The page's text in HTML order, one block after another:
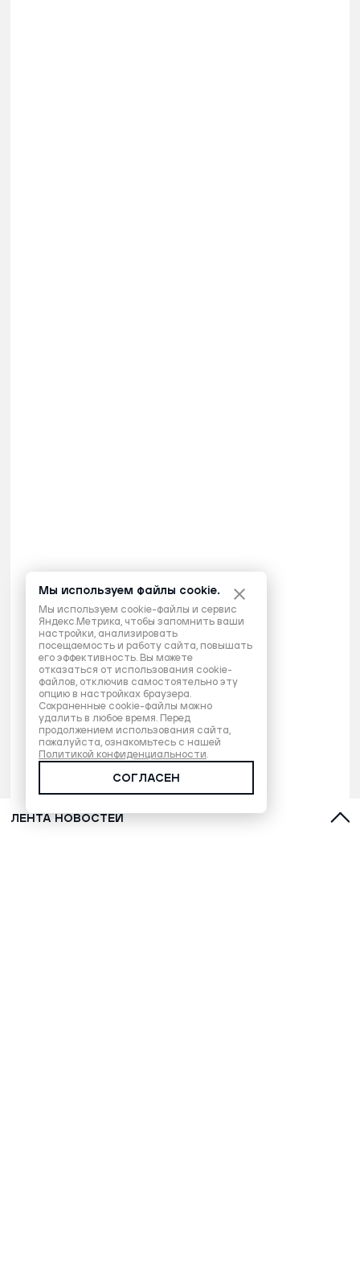
ЛЕНТА НОВОСТЕЙ
Мы используем файлы cookie.
Мы используем cookie-файлы и сервис
Яндекс.Метрика, чтобы запомнить ваши
настройки, анализировать
посещаемость и работу сайта, повышать
его эффективность. Вы можете
отказаться от использования cookie-
файлов, отключив самостоятельно эту
опцию в настройках браузера.
Сохраненные cookie-файлы можно
удалить в любое время. Перед
продолжением использования сайта,
пожалуйста, ознакомьтесь с нашей
Политикой конфиденциальности.
СОГЛАСЕН